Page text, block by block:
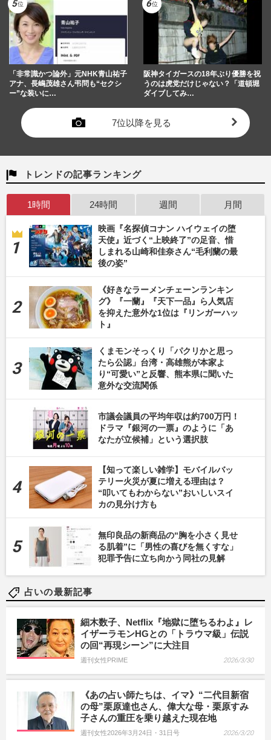
「非常識かつ論外」元NHK青山祐子
アナ、長嶋茂雄さん弔問も“セクシ
ー”な装いに…
阪神タイガースの18年ぶり優勝を祝
うのは虎党だけじゃない？「道頓堀
ダイブしてみ…
7位以降を見る
トレンドの記事ランキング
1時間 24時間 週間 月間
映画『名探偵コナン ハイウェイの堕
天使』近づく“上映終了”の足音、惜
しまれる山崎和佳奈さん“毛利蘭の最
後の姿”
《好きなラーメンチェーンランキン
グ》『一蘭』『天下一品』ら人気店
を抑えた意外な1位は『リンガーハッ
ト』
くまモンそっくり「パクリかと思っ
たら公認」台湾・高雄熊が本家よ
り“可愛い”と反響、熊本県に聞いた
意外な交流関係
市議会議員の平均年収は約700万円！
ドラマ『銀河の一票』のように「あ
なたが立候補」という選択肢
【知って楽しい雑学】モバイルバッ
テリー火災が夏に増える理由は？
“叩いてもわからない”おいしいスイ
カの見分け方も
無印良品の新商品の“胸を小さく見せ
る肌着”に「男性の喜びを無くすな」
犯罪予告に立ち向かう同社の見解
占いの最新記事
細木数子、Netflix『地獄に堕ちるわよ』レ
イザーラモンHGとの「トラウマ級」伝説
の回“再現シーン”に大注目
週刊女性PRIME 2026/3/30
《あの占い師たちは、イマ》“二代目新宿
の母”栗原達也さん、偉大な母・栗原すみ
子さんの重圧を乗り越えた現在地
週刊女性2026年3月24日・31日号 2026/3/20